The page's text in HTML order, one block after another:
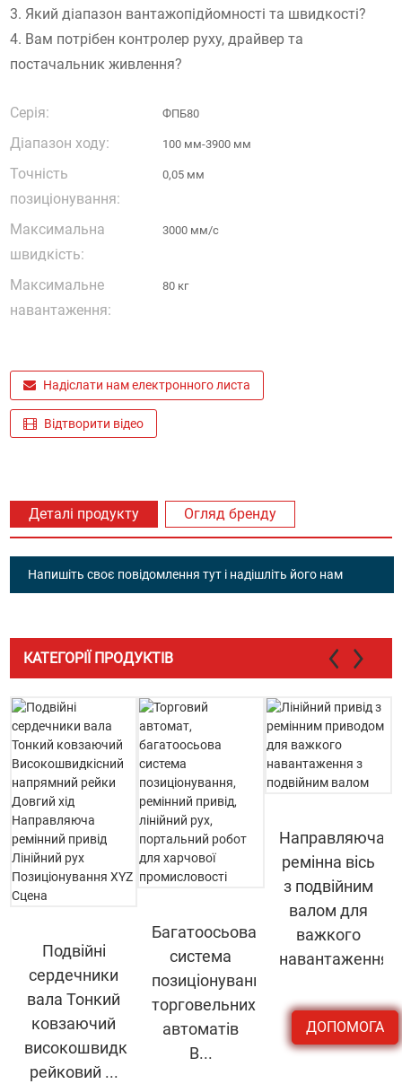
ДОПОМОГА
3. Який діапазон вантажопідйомності та швидкості?
4. Вам потрібен контролер руху, драйвер та
постачальник живлення?
Серія: ФПБ80
Діапазон ходу: 100 мм-3900 мм
Точність
позиціонування:
0,05 мм
Максимальна
швидкість:
3000 мм/с
Максимальне
навантаження:
80 кг
Надіслати нам електронного листа
Відтворити відео
Деталі продукту Огляд бренду
Напишіть своє повідомлення тут і надішліть його нам
КАТЕГОРІЇ ПРОДУКТІВ
Подвійні
сердечники
вала Тонкий
ковзаючий
високошвидкісний
рейковий ...
Багатоосьова
система
позиціонування
торговельних
автоматів
B...
Направляюча
ремінна вісь
з подвійним
валом для
важкого
навантаження...